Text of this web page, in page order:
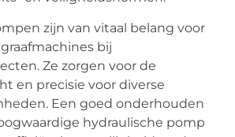
zijn van vitaal belang voor
bij
Ze zorgen voor de
en precisie voor diverse
Een goed onderhouden
hydraulische pomp